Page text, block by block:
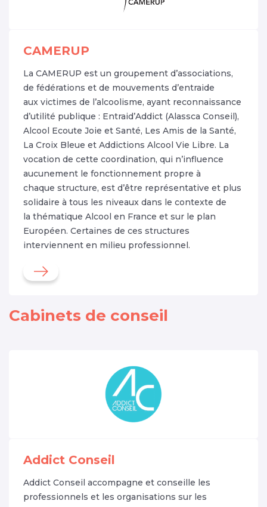
CAMERUP
La CAMERUP est un groupement d’associations,
de fédérations et de mouvements d’entraide
aux victimes de l’alcoolisme, ayant reconnaissance
d’utilité publique : Entraid’Addict (Alassca Conseil),
Alcool Ecoute Joie et Santé, Les Amis de la Santé,
La Croix Bleue et Addictions Alcool Vie Libre. La
vocation de cette coordination, qui n’influence
aucunement le fonctionnement propre à
chaque structure, est d’être représentative et plus
solidaire à tous les niveaux dans le contexte de
la thématique Alcool en France et sur le plan
Européen. Certaines de ces structures
interviennent en milieu professionnel.
Cabinets de conseil
Addict Conseil
Addict Conseil accompagne et conseille les
professionnels et les organisations sur les